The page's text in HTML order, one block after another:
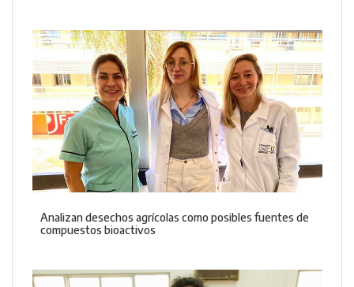
Analizan desechos agrícolas como posibles fuentes de
compuestos bioactivos